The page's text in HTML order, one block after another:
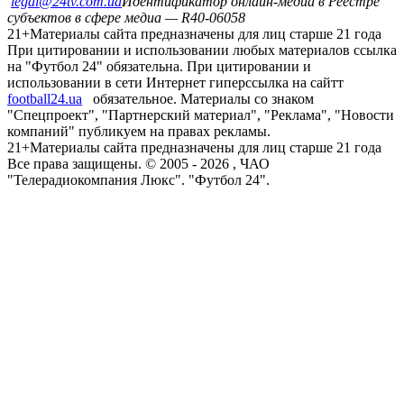
субъектов в сфере медиа — R40-06058
21+Материалы сайта предназначены для лиц старше 21 года
При цитировании и использовании любых материалов ссылка
на "Футбол 24" обязательна. При цитировании и
использовании в сети Интернет гиперссылка на сайтт
football24.ua
обязательное. Материалы со знаком
"Спецпроект", "Партнерский материал", "Реклама", "Новости
компаний" публикуем на правах рекламы.
21+Материалы сайта предназначены для лиц старше 21 года
Все права защищены. © 2005 - 2026 , ЧАО
"Телерадиокомпания Люкс". "Футбол 24".